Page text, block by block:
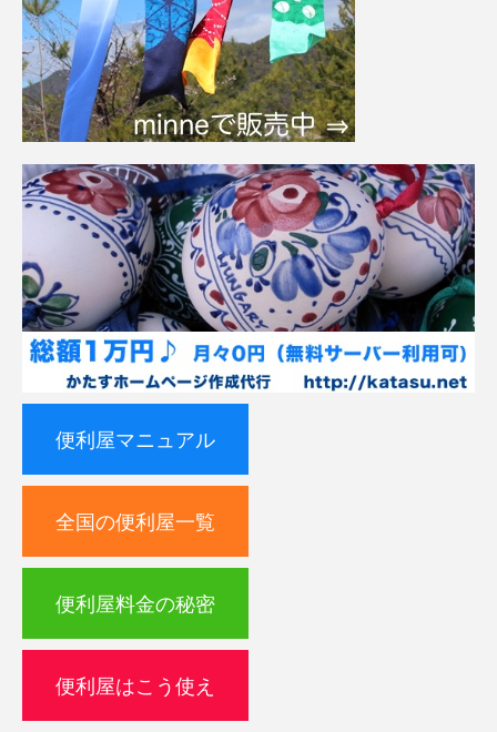
便利屋マニュアル
全国の便利屋一覧
便利屋料金の秘密
便利屋はこう使え